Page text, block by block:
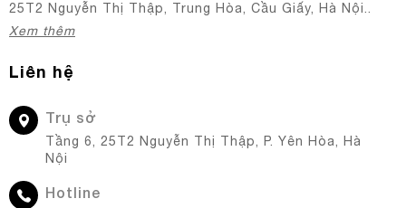
25T2 Nguyễn Thị Thập, Trung Hòa, Cầu Giấy, Hà Nội..
Xem thêm
Liên hệ
Trụ sở
Tầng 6, 25T2 Nguyễn Thị Thập, P. Yên Hòa, Hà
Nội
Hotline